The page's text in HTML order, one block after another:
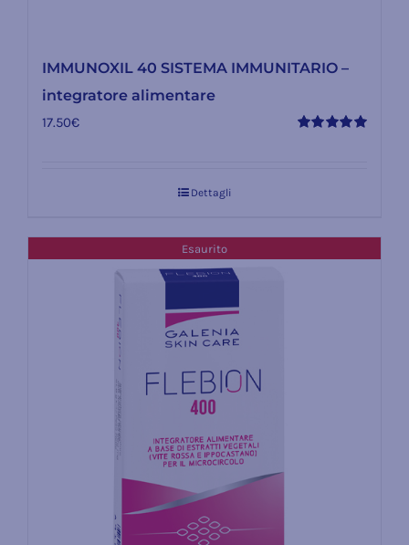
IMMUNOXIL 40 SISTEMA IMMUNITARIO –
integratore alimentare
17.50€
Dettagli
Esaurito